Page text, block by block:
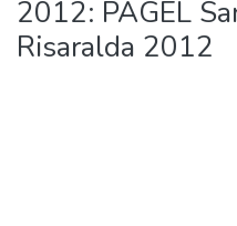
2012: PAGEL
Risaralda 2012